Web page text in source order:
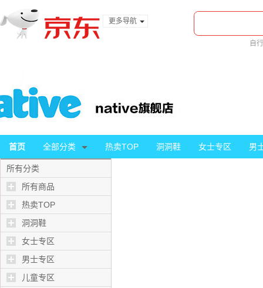
更多导航
自
首页 全部分类 热卖TOP 洞洞鞋 女士专区 男
所有分类
所有商品
热卖TOP
洞洞鞋
女士专区
男士专区
儿童专区